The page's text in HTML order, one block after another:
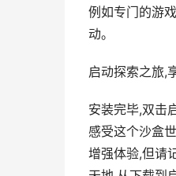
例如专门的游
动。
启动探索之旅,
安装完毕,双击
感受这个沙盒
增强体验,但请